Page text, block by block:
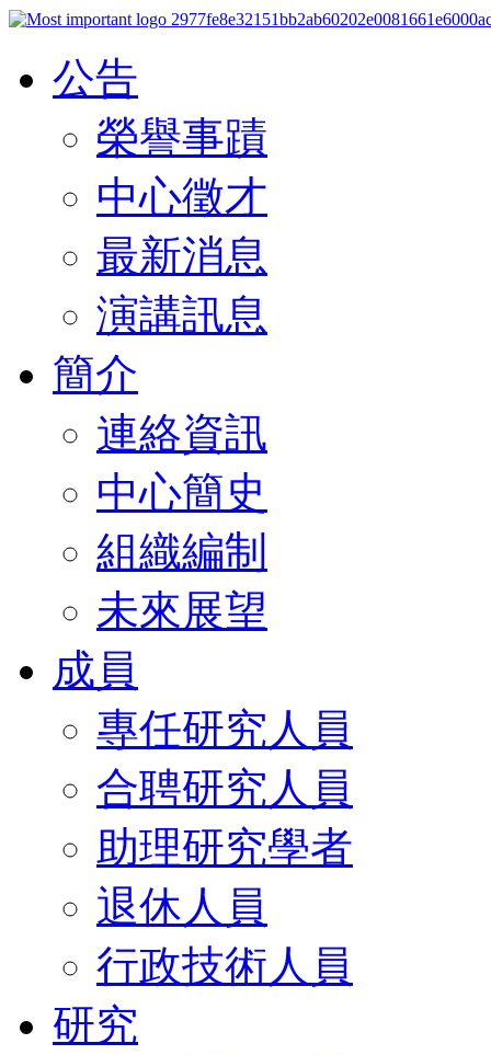
公告
榮譽事蹟
中心徵才
最新消息
演講訊息
簡介
連絡資訊
中心簡史
組織編制
未來展望
成員
專任研究人員
合聘研究人員
助理研究學者
退休人員
行政技術人員
研究